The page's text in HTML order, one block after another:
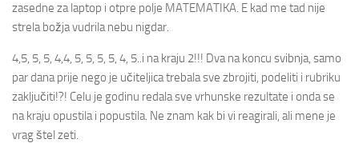
zasedne za laptop i otpre polje MATEMATIKA. E kad me tad nije
strela božja vudrila nebu nigdar.
4,5, 5, 5, 4,4, 5, 5, 5, 5, 4, 5..i na kraju 2!!! Dva na koncu svibnja, samo
par dana prije nego je učiteljica trebala sve zbrojiti, podeliti i rubriku
zaključiti!?! Celu je godinu redala sve vrhunske rezultate i onda se
na kraju opustila i popustila. Ne znam kak bi vi reagirali, ali mene je
vrag štel zeti.